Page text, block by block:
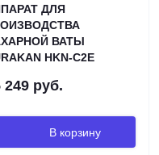
ДЛЯ
ВАТЫ
HKN-C2E
249 руб.
В корзину